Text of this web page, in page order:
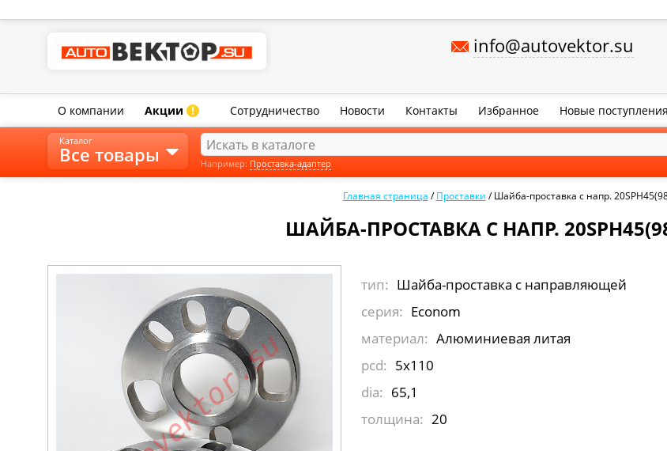
info@autovektor.su
О компании Акции ! Сотрудничество Новости Контакты Избранное Новые поступления
Главная страница /Проставки /Шайба-проставка с напр.
ШАЙБА-ПРОСТАВКА С НАПР.
тип: Шайба-проставка с направляющей
серия: Econom
материал: Алюминиевая литая
pcd: 5x110
dia: 65,1
толщина: 20
Каталог
Все товары Например: Проставка-адаптер